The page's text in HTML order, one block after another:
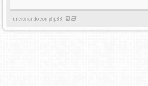
Funcionando con phpBB -